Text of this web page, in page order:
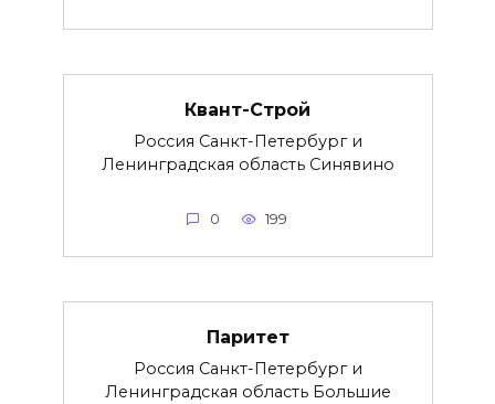
Квант-Строй
Россия Санкт-Петербург и
Ленинградская область Синявино
0 199
Паритет
Россия Санкт-Петербург и
Ленинградская область Большие